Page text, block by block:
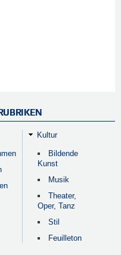
Kultur
Bildende
Kunst
Musik
Theater,
Oper, Tanz
Stil
Feuilleton